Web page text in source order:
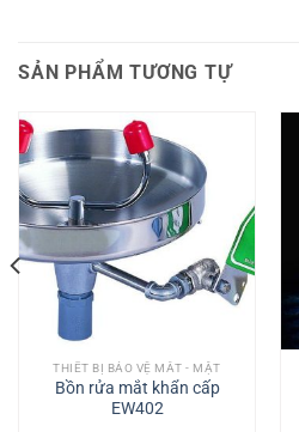
SẢN PHẨM TƯƠNG TỰ
THIẾT BỊ BẢO VỆ MẮT - MẶT
Bồn rửa mắt khẩn cấp
EW402